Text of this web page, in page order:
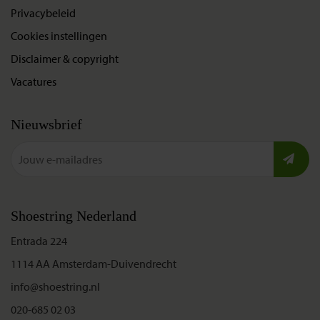
Privacybeleid
Cookies instellingen
Disclaimer & copyright
Vacatures
Nieuwsbrief
Shoestring Nederland
Entrada 224
1114 AA Amsterdam-Duivendrecht
info@shoestring.nl
020-685 02 03